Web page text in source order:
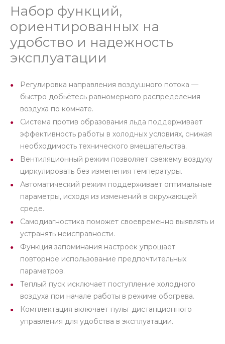
Набор функций,
ориентированных на
удобство и надежность
эксплуатации
Регулировка направления воздушного потока —
быстро добьётесь равномерного распределения
воздуха по комнате.
Система против образования льда поддерживает
эффективность работы в холодных условиях, снижая
необходимость технического вмешательства.
Вентиляционный режим позволяет свежему воздуху
циркулировать без изменения температуры.
Автоматический режим поддерживает оптимальные
параметры, исходя из изменений в окружающей
среде.
Самодиагностика поможет своевременно выявлять и
устранять неисправности.
Функция запоминания настроек упрощает
повторное использование предпочтительных
параметров.
Теплый пуск исключает поступление холодного
воздуха при начале работы в режиме обогрева.
Комплектация включает пульт дистанционного
управления для удобства в эксплуатации.